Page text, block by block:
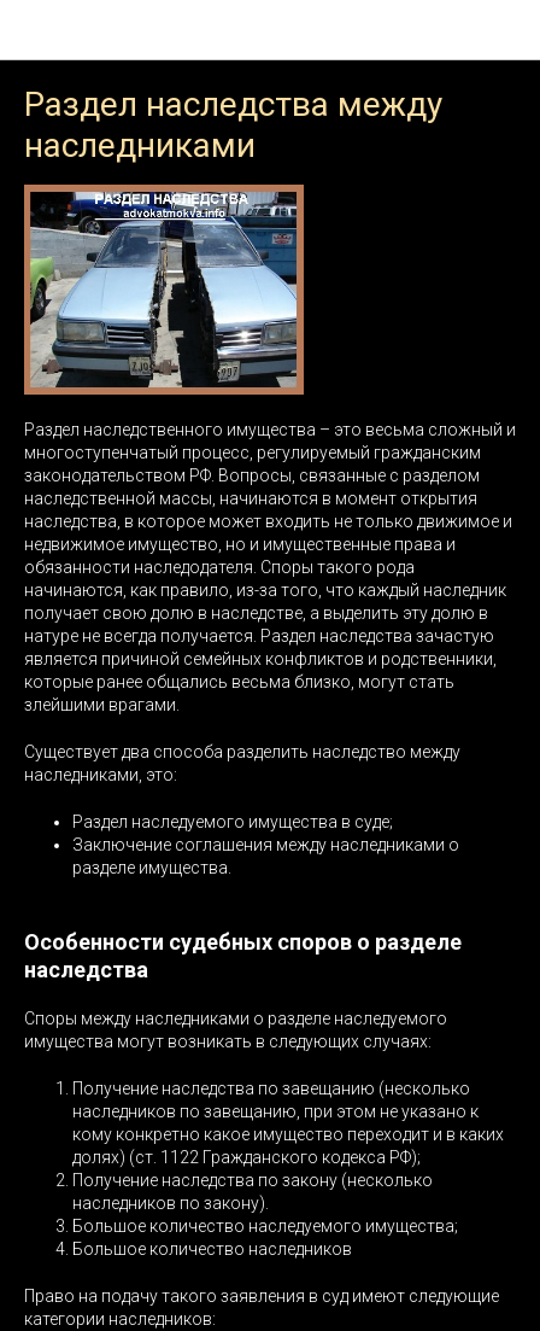
Раздел наследства между
наследниками
Раздел наследственного имущества – это весьма сложный и
многоступенчатый процесс, регулируемый гражданским
законодательством РФ. Вопросы, связанные с разделом
наследственной массы, начинаются в момент открытия
наследства, в которое может входить не только движимое и
недвижимое имущество, но и имущественные права и
обязанности наследодателя. Споры такого рода
начинаются, как правило, из-за того, что каждый наследник
получает свою долю в наследстве, а выделить эту долю в
натуре не всегда получается. Раздел наследства зачастую
является причиной семейных конфликтов и родственники,
которые ранее общались весьма близко, могут стать
злейшими врагами.
Существует два способа разделить наследство между
наследниками, это:
Раздел наследуемого имущества в суде;
Заключение соглашения между наследниками о
разделе имущества.
Особенности судебных споров о разделе
наследства
Споры между наследниками о разделе наследуемого
имущества могут возникать в следующих случаях:
Получение наследства по завещанию (несколько
наследников по завещанию, при этом не указано к
кому конкретно какое имущество переходит и в каких
долях) (ст. 1122 Гражданского кодекса РФ);
Получение наследства по закону (несколько
наследников по закону).
Большое количество наследуемого имущества;
Большое количество наследников
Право на подачу такого заявления в суд имеют следующие
категории наследников: